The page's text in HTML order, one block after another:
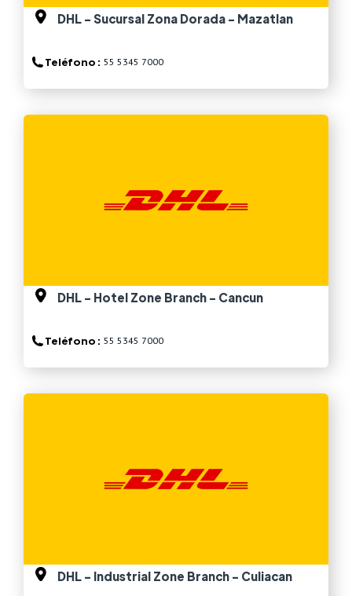
DHL - Sucursal Zona Dorada - Mazatlan
Teléfono : 55 5345 7000
DHL - Hotel Zone Branch - Cancun
Teléfono : 55 5345 7000
DHL - Industrial Zone Branch - Culiacan